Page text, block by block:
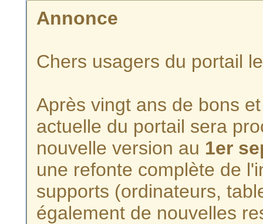
Annonce
Chers usagers du portail
Après vingt ans de bons
actuelle du portail sera
nouvelle version au 1er
une refonte complète de
supports (ordinateurs,
également de nouvelles